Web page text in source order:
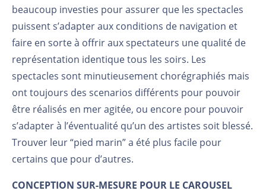
beaucoup investies pour assurer que les spectacles
puissent s’adapter aux conditions de navigation et
faire en sorte à offrir aux spectateurs une qualité de
représentation identique tous les soirs. Les
spectacles sont minutieusement chorégraphiés mais
ont toujours des scenarios différents pour pouvoir
être réalisés en mer agitée, ou encore pour pouvoir
s’adapter à l’éventualité qu’un des artistes soit blessé.
Trouver leur “pied marin” a été plus facile pour
certains que pour d’autres.
CONCEPTION SUR-MESURE POUR LE CAROUSEL